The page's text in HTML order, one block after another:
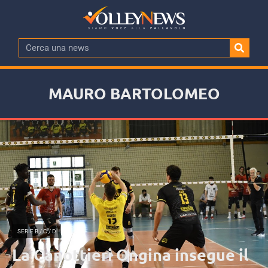
MAURO BARTOLOMEO
SERIE B / C / D
La Canottieri Ongina insegue il